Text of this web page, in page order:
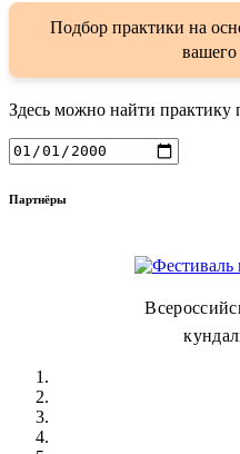
Подбор практики на
вашего
Здесь можно найти практику
Партнёры